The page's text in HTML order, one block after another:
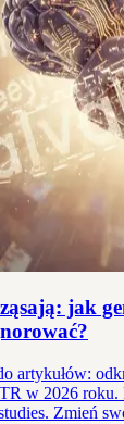
jak
artykułów:
w 2026
Zmień